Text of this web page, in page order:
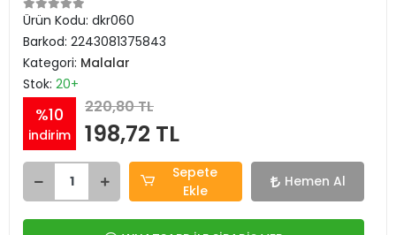
Ürün Kodu: dkr060
Barkod: 2243081375843
Kategori: Malalar
Stok: 20+
%10
indirim
220,80 TL
198,72 TL
Sepete
Ekle
Hemen Al